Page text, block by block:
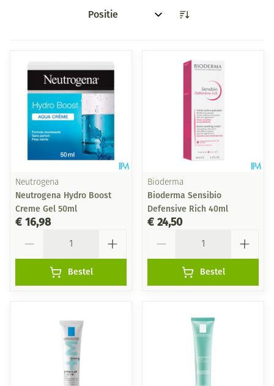
Sorteer op:
Neutrogena
Neutrogena Hydro Boost
Creme Gel 50ml
€ 16,98
Bestel
Bioderma
Bioderma Sensibio
Defensive Rich 40ml
€ 24,50
Bestel